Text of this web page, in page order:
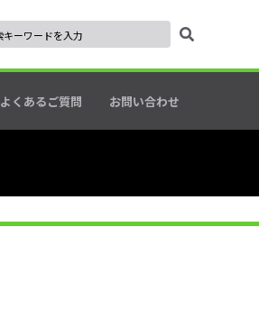
よくあるご質問 お問い合わせ